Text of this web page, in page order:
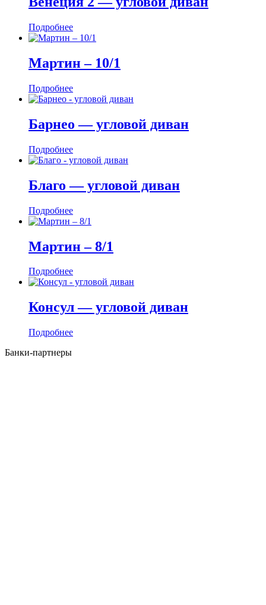
Подробнее
Мартин ‒ 10/1
Подробнее
Барнео — угловой диван
Подробнее
Благо — угловой диван
Подробнее
Мартин ‒ 8/1
Подробнее
Консул — угловой диван
Подробнее
Банки-партнеры